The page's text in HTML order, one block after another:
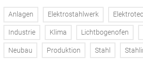
Anlagen Elektrostahlwerk
Industrie Klima Lichtbogenofen
Neubau Produktion Stahl